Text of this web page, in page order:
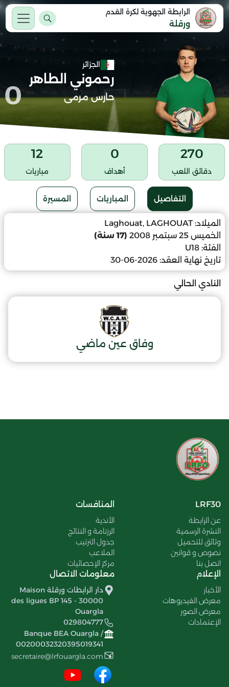
الرابطة الجهوية لكرة القدم
ورقلة
الجزائر
رحموني الطاهر
حارس مرمى 0
270
دقائق اللعب
0
أهداف
12
مباريات
التفاصيل المباريات المسيرة
الميلاد: Laghouat, LAGHOUAT
الخميس 25 سبتمبر 2008
(17 سنة)
الفئة: U18
تاريخ نهاية العقد: 2026-06-30
النادي الحالي
وفاق عين ماضي
LRF30
عن الرابطة
النشرة الرسمية
وثائق للتحميل
نصوص و قوانين
اتصل بنا
المنافسات
الأندية
الرزنامة و النتائج
جدول الترتيب
الملاعب
مركز الإحصائيات
الإعلام
الأخبار
معرض الفيديوهات
معرض الصور
الإعتمادات
معلومات الاتصال
دار الرابطات ورقلة Maison
des ligues BP 145 - 30000
Ouargla
029804777
Banque BEA Ouargla /
00200032320395019341
secretaire@lrfouargla.com